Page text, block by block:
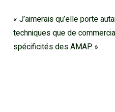
« J’aimerais qu’elle porte
techniques que de
spécificités des AMAP. »